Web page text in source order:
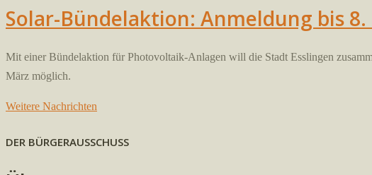
Solar-Bündelaktion: Anmeldung bis 8.
Mit einer Bündelaktion für Photovoltaik-Anlagen will die Stadt Esslingen
März möglich.
Weitere Nachrichten
DER BÜRGERAUSSCHUSS